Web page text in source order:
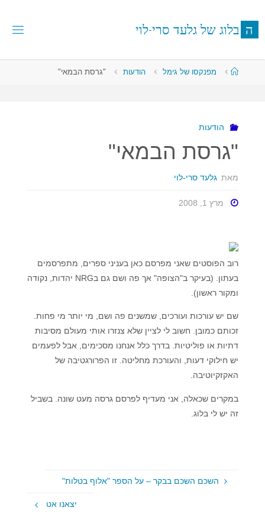
לתוכן
ה בלוג של גלעד סרי-לוי
עמודמפנקסו של גימל הודעות "גרסת הבמאי"
הודעות
"גרסת הבמאי"
מאת גלעד סרי-לוי
מרץ 1, 2008
רוב הפוסטים שאני מפרסם כאן בעניני ספרים, מתפרסמים
בעתון. (בעיקר ב"הצופה" אך פה ושם גם בNRG יהדות, נקודה
ומקור ראשון).
שם יש עורכות ועורכים, שמשנים פה ושם, מי יותר מי פחות.
זכותם כמובן. חשוב לי לציין שלא צנזרו אותי מעולם מסיבות
דתיות או פוליטיות. בדרך כלל אנחנו מסכימים, אבל לפעמים
יש חילוקי דעות, והעורכת מחליטה. זו הפרורגטיבה של
האקזקיוטיבה.
במקרים שכאלה, אני מעדיף לפרסם גרסה מעט שונה. בשביל
זה יש לי בלוג.
השכם השכם בבקר – על הספר "אלוף בטלות"
יצאנו אט